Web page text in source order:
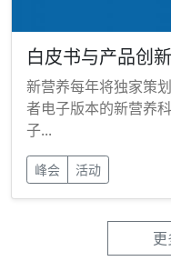
白皮书与产品创
新营养每年将独家策
者电子版本的新营养
子...
峰会 活动